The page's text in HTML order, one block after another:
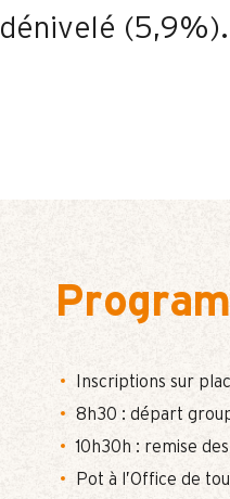
dénivelé (5,9%).
Inscriptions sur
8h30 : départ
10h30h : remise
Pot à l’Office de